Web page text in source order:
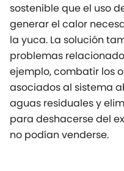
sostenible que el uso
generar el calor
la yuca. La solución
problemas
ejemplo, combatir los
asociados al sistema
aguas residuales y
para deshacerse del
no podían venderse.